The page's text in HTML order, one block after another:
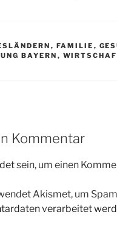
, FAMILIE ,
BAYERN ,
Kommentar
sein, um einen
Akismet, um
verarbeitet